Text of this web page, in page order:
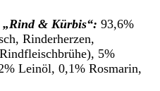
„Rind & Kürbis“: 93,6%
Rinderherzen,
5%
Leinöl, 0,1% Rosmarin,